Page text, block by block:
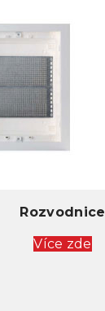
Rozvodnice
Více zde